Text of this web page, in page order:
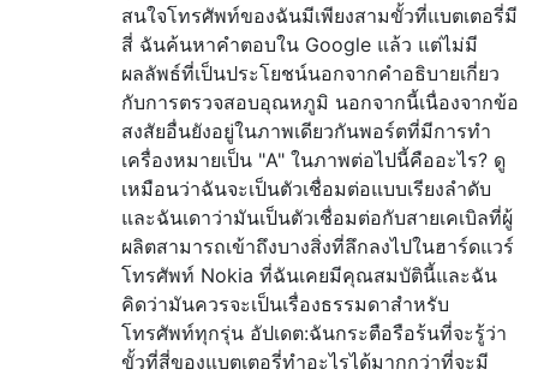
สนใจโทรศัพท์ของฉันมีเพียงสามขั้วที่แบตเตอรี่มี
สี่ ฉันค้นหาคำตอบใน Google แล้ว แต่ไม่มี
ผลลัพธ์ที่เป็นประโยชน์นอกจากคำอธิบายเกี่ยว
กับการตรวจสอบอุณหภูมิ นอกจากนี้เนื่องจากข้อ
สงสัยอื่นยังอยู่ในภาพเดียวกันพอร์ตที่มีการทำ
เครื่องหมายเป็น "A" ในภาพต่อไปนี้คืออะไร? ดู
เหมือนว่าฉันจะเป็นตัวเชื่อมต่อแบบเรียงลำดับ
และฉันเดาว่ามันเป็นตัวเชื่อมต่อกับสายเคเบิลที่ผู้
ผลิตสามารถเข้าถึงบางสิ่งที่ลึกลงไปในฮาร์ดแวร์
โทรศัพท์ Nokia ที่ฉันเคยมีคุณสมบัตินี้และฉัน
คิดว่ามันควรจะเป็นเรื่องธรรมดาสำหรับ
โทรศัพท์ทุกรุ่น อัปเดต:ฉันกระตือรือร้นที่จะรู้ว่า
ขั้วที่สี่ของแบตเตอรี่ทำอะไรได้มากกว่าที่จะมี